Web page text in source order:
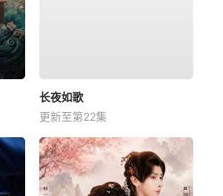
长夜如歌
更新至第22集